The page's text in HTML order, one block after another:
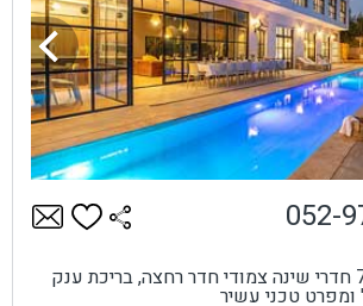
וילה עם סלון ו-7 חדרי שינה צמודי חדר רחצה, בריכת ענק
052-